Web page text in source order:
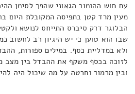
עם חוש ההומור הגאוני שהפך לסימן
מעין מרד קטן בתפיסה המקובלת היום
הבלוגר דרק סיברס התייחס לנושא
שבו הוא טוען כי יש היגיון רב לחשוב
ולא במדליית כסף. במילים ספורות,
לזוכה בכסף משקף את ההבדל בין מצב
ובין מרמור וחרטה על מה שיכול היה